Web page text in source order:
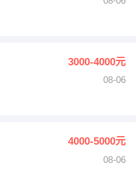
3000-4000元
08-06
4000-5000元
08-06